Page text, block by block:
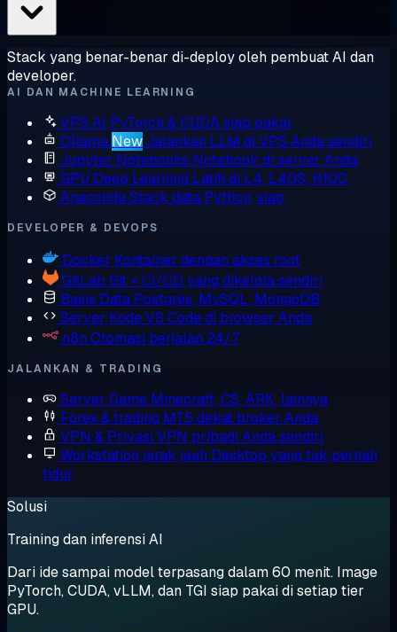
Stack yang benar-benar di-deploy oleh pembuat AI dan
developer.
AI DAN MACHINE LEARNING
VPS AI PyTorch & CUDA siap pakai
Ollama NewJalankan LLM di VPS Anda sendiri
Jupyter Notebooks Notebook di server Anda
GPU Deep Learning Latih di L4, L40S, H100
AnacondaStack data Python, siap
DEVELOPER & DEVOPS
Docker Kontainer dengan akses root
GitLab Git + CI/CD yang dikelola sendiri
Basis Data Postgres, MySQL, MongoDB
Server KodeVS Code di browser Anda
n8n Otomasi berjalan 24/7
JALANKAN & TRADING
Server Game Minecraft, CS, ARK, lainnya
Forex & trading MT5 dekat broker Anda
VPN & Privasi VPN pribadi Anda sendiri
Workstation jarak jauh Desktop yang tak pernah
tidur
Solusi
Training dan inferensi AI
Dari ide sampai model terpasang dalam 60 menit. Image
PyTorch, CUDA, vLLM, dan TGI siap pakai di setiap tier
GPU.